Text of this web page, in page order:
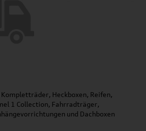
Heckboxen, Reifen,
1 Collection, Fahrradträger,
und Dachboxen